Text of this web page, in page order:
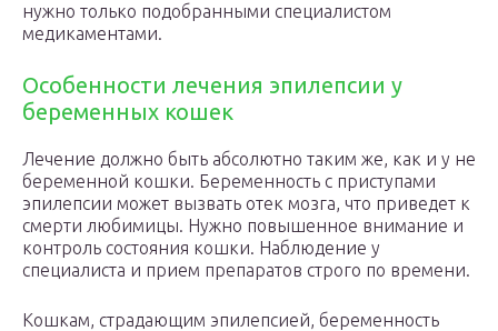
нужно только подобранными специалистом
медикаментами.
Особенности лечения эпилепсии у
беременных кошек
Лечение должно быть абсолютно таким же, как и у не
беременной кошки. Беременность с приступами
эпилепсии может вызвать отек мозга, что приведет к
смерти любимицы. Нужно повышенное внимание и
контроль состояния кошки. Наблюдение у
специалиста и прием препаратов строго по времени.
Кошкам, страдающим эпилепсией, беременность